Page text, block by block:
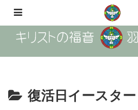
The Gosple of Christ Haneda
復活日イースター